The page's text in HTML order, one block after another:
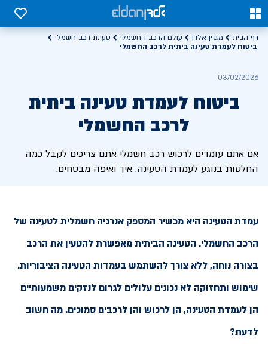
0
0
דף הבית מגזין אלדן עולם הרכב החשמלי
טעינת רכב חשמלי
ביטוח לעמדת טעינה ביתית לרכב החשמלי
03/02/2026
ביטוח לעמדת טעינה ביתית
לרכב החשמלי
אם אתם עומדים לרכוש רכב חשמלי אתם צריכים לקבל כמה
החלטות בנוגע לעמדת הטעינה. איך ואיפה מבטחים.
עמדת הטעינה היא מכשיר המספק אנרגיה חשמלית לטעינה של
הרכב החשמלי. הטעינה הביתית מאפשרת להטעין את הרכב
בצורה נוחה, ללא צורך להשתמש בעמדות הטעינה הציבוריות.
שימוש ותחזוקה לא נכונים עלולים לגרום לנזקים משמעותיים
הן לעמדת הטעינה, הן לרכוש והן לרכבים סמוכים. מה חשוב
לדעת?